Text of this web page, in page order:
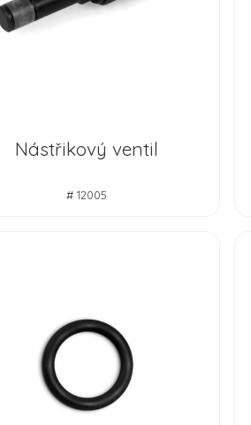
Nástřikový ventil
# 12005